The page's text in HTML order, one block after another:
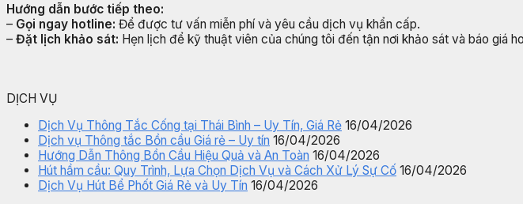
Hướng dẫn bước tiếp theo:
– Gọi ngay hotline: Để được tư vấn miễn phí và yêu cầu dịch vụ khẩn cấp.
– Đặt lịch khảo sát: Hẹn lịch để kỹ thuật viên của chúng tôi đến tận nơi khảo sát và báo giá
DỊCH VỤ
Dịch Vụ Thông Tắc Cống tại Thái Bình – Uy Tín, Giá Rẻ 16/04/2026
Dịch vụ Thông tắc Bồn cầu Giá rẻ – Uy tín 16/04/2026
Hướng Dẫn Thông Bồn Cầu Hiệu Quả và An Toàn 16/04/2026
Hút hầm cầu: Quy Trình, Lựa Chọn Dịch Vụ và Cách Xử Lý Sự Cố 16/04/2026
Dịch Vụ Hút Bể Phốt Giá Rẻ và Uy Tín 16/04/2026